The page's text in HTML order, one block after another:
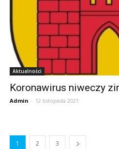
Aktualności
Koronawirus niweczy
Admin - 12 listopada 2021
1 2 3